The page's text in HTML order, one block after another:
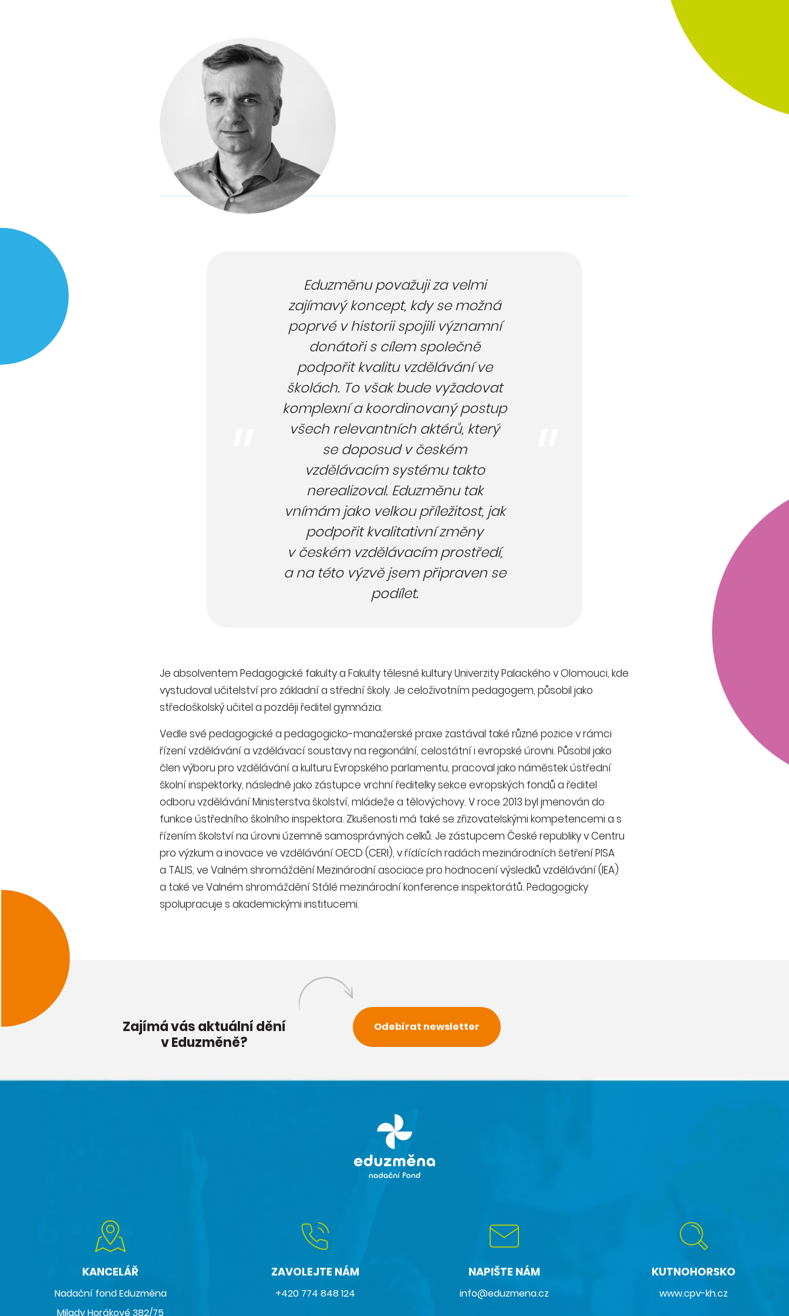
Publikace Mapa
změny
Eduzměnu považuji za velmi
zajímavý koncept, kdy se možná
poprvé v historii spojili významní
donátoři s cílem společně
podpořit kvalitu vzdělávání ve
školách. To však bude vyžadovat
komplexní a koordinovaný postup
všech relevantních aktérů, který
se doposud v českém
vzdělávacím systému takto
nerealizoval. Eduzměnu tak
vnímám jako velkou příležitost, jak
podpořit kvalitativní změny
v českém vzdělávacím prostředí,
a na této výzvě jsem připraven se
podílet.
Je absolventem Pedagogické fakulty a Fakulty tělesné kultury Univerzity Palackého v Olomouci, kde
vystudoval učitelství pro základní a střední školy. Je celoživotním pedagogem, působil jako
středoškolský učitel a později ředitel gymnázia.
Vedle své pedagogické a pedagogicko-manažerské praxe zastával také různé pozice v rámci
řízení vzdělávání a vzdělávací soustavy na regionální, celostátní i evropské úrovni. Působil jako
člen výboru pro vzdělávání a kulturu Evropského parlamentu, pracoval jako náměstek ústřední
školní inspektorky, následně jako zástupce vrchní ředitelky sekce evropských fondů a ředitel
odboru vzdělávání Ministerstva školství, mládeže a tělovýchovy. V roce 2013 byl jmenován do
funkce ústředního školního inspektora. Zkušenosti má také se zřizovatelskými kompetencemi a s
řízením školství na úrovni územně samosprávných celků. Je zástupcem České republiky v Centru
pro výzkum a inovace ve vzdělávání OECD (CERI), v řídících radách mezinárodních šetření PISA
a TALIS, ve Valném shromáždění Mezinárodní asociace pro hodnocení výsledků vzdělávání (IEA)
a také ve Valném shromáždění Stálé mezinárodní konference inspektorátů. Pedagogicky
spolupracuje s akademickými institucemi.
Zajímá vás aktuální dění
v Eduzměně?
Odebírat newsletter
KANCELÁŘ
Nadační fond Eduzměna
Milady Horákové 382/75
ZAVOLEJTE NÁM
+420 774 848 124
NAPIŠTE NÁM
info@eduzmena.cz
KUTNOHORSKO
www.cpv-kh.cz